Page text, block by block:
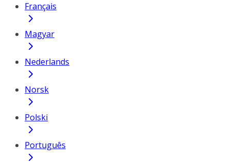
Français
Magyar
Nederlands
Norsk
Polski
Português